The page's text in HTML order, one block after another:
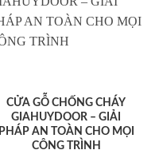
CỬA GỖ CHỐNG CHÁY
GIAHUYDOOR – GIẢI
PHÁP AN TOÀN CHO MỌI
CÔNG TRÌNH